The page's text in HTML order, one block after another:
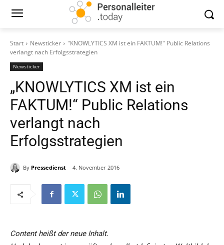
Start Newsticker
"KNOWLYTICS XM ist ein FAKTUM!" Public Relations
verlangt nach Erfolgsstrategien
Newsticker
„KNOWLYTICS XM ist ein
FAKTUM!“ Public Relations
verlangt nach
Erfolgsstrategien
By Pressedienst 4. November 2016
Content heißt der neue Inhalt.